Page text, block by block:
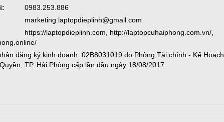
0983.253.886
marketing.laptopdieplinh@gmail.com
https://laptopdieplinh.com, http://laptopcuhaiphong.com.vn/,
đăng ký kinh doanh: 02B8031019 do Phòng Tài chính - Kế Hoạch
TP. Hải Phòng cấp lần đầu ngày 18/08/2017